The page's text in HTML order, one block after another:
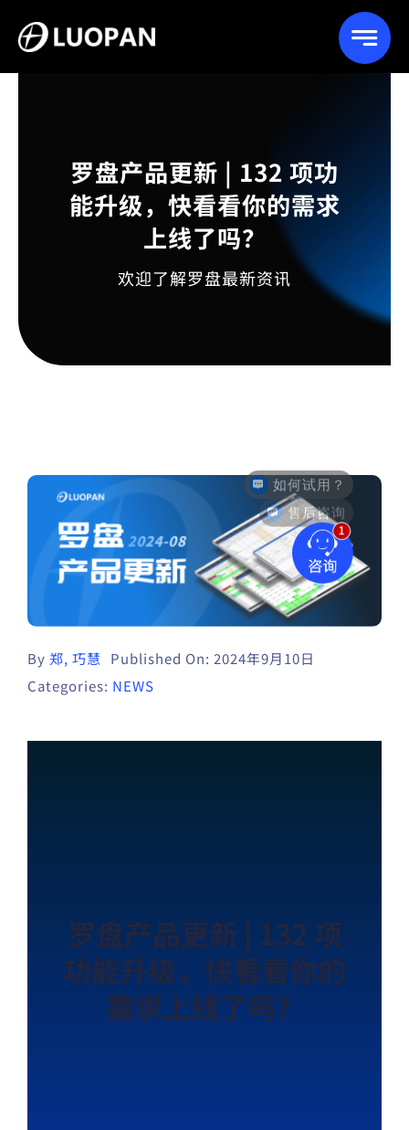
content
罗盘产品更新 | 132 项功
能升级，快看看你的需求
上线了吗？
欢迎了解罗盘最新资讯
By 郑, 巧慧
Published On: 2024年9月10日
Categories: NEWS
罗盘产品更新 | 132 项
功能升级，快看看你的
需求上线了吗？
售后咨询